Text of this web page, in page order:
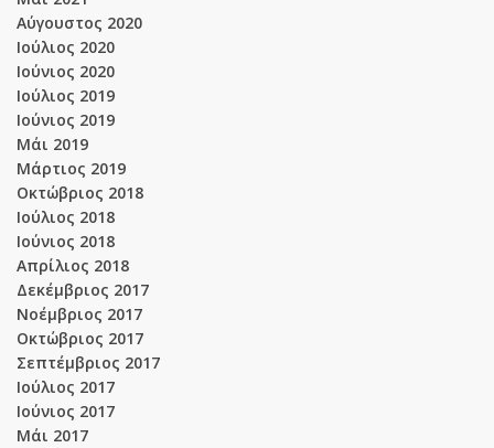
Αύγουστος 2020
Ιούλιος 2020
Ιούνιος 2020
Ιούλιος 2019
Ιούνιος 2019
Μάι 2019
Μάρτιος 2019
Οκτώβριος 2018
Ιούλιος 2018
Ιούνιος 2018
Απρίλιος 2018
Δεκέμβριος 2017
Νοέμβριος 2017
Οκτώβριος 2017
Σεπτέμβριος 2017
Ιούλιος 2017
Ιούνιος 2017
Μάι 2017